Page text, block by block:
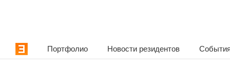
Портфолио Новости резидентов